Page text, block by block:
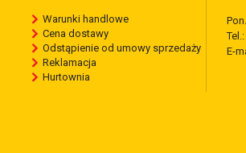
Warunki handlowe
Cena dostawy
Odstąpienie od umowy sprzedaży
Reklamacja
Hurtownia
E-